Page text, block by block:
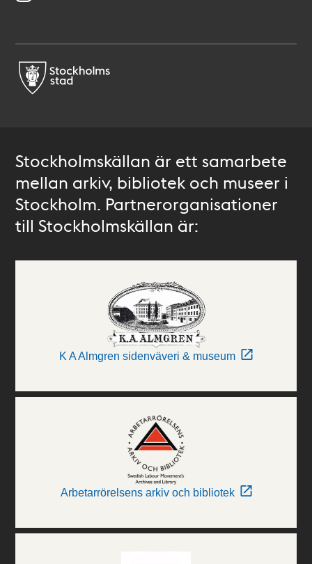
Stockholmskällan är ett samarbete
mellan arkiv, bibliotek och museer i
Stockholm. Partnerorganisationer
till Stockholmskällan är:
K A Almgren sidenväveri & museum
Arbetarrörelsens arkiv och bibliotek